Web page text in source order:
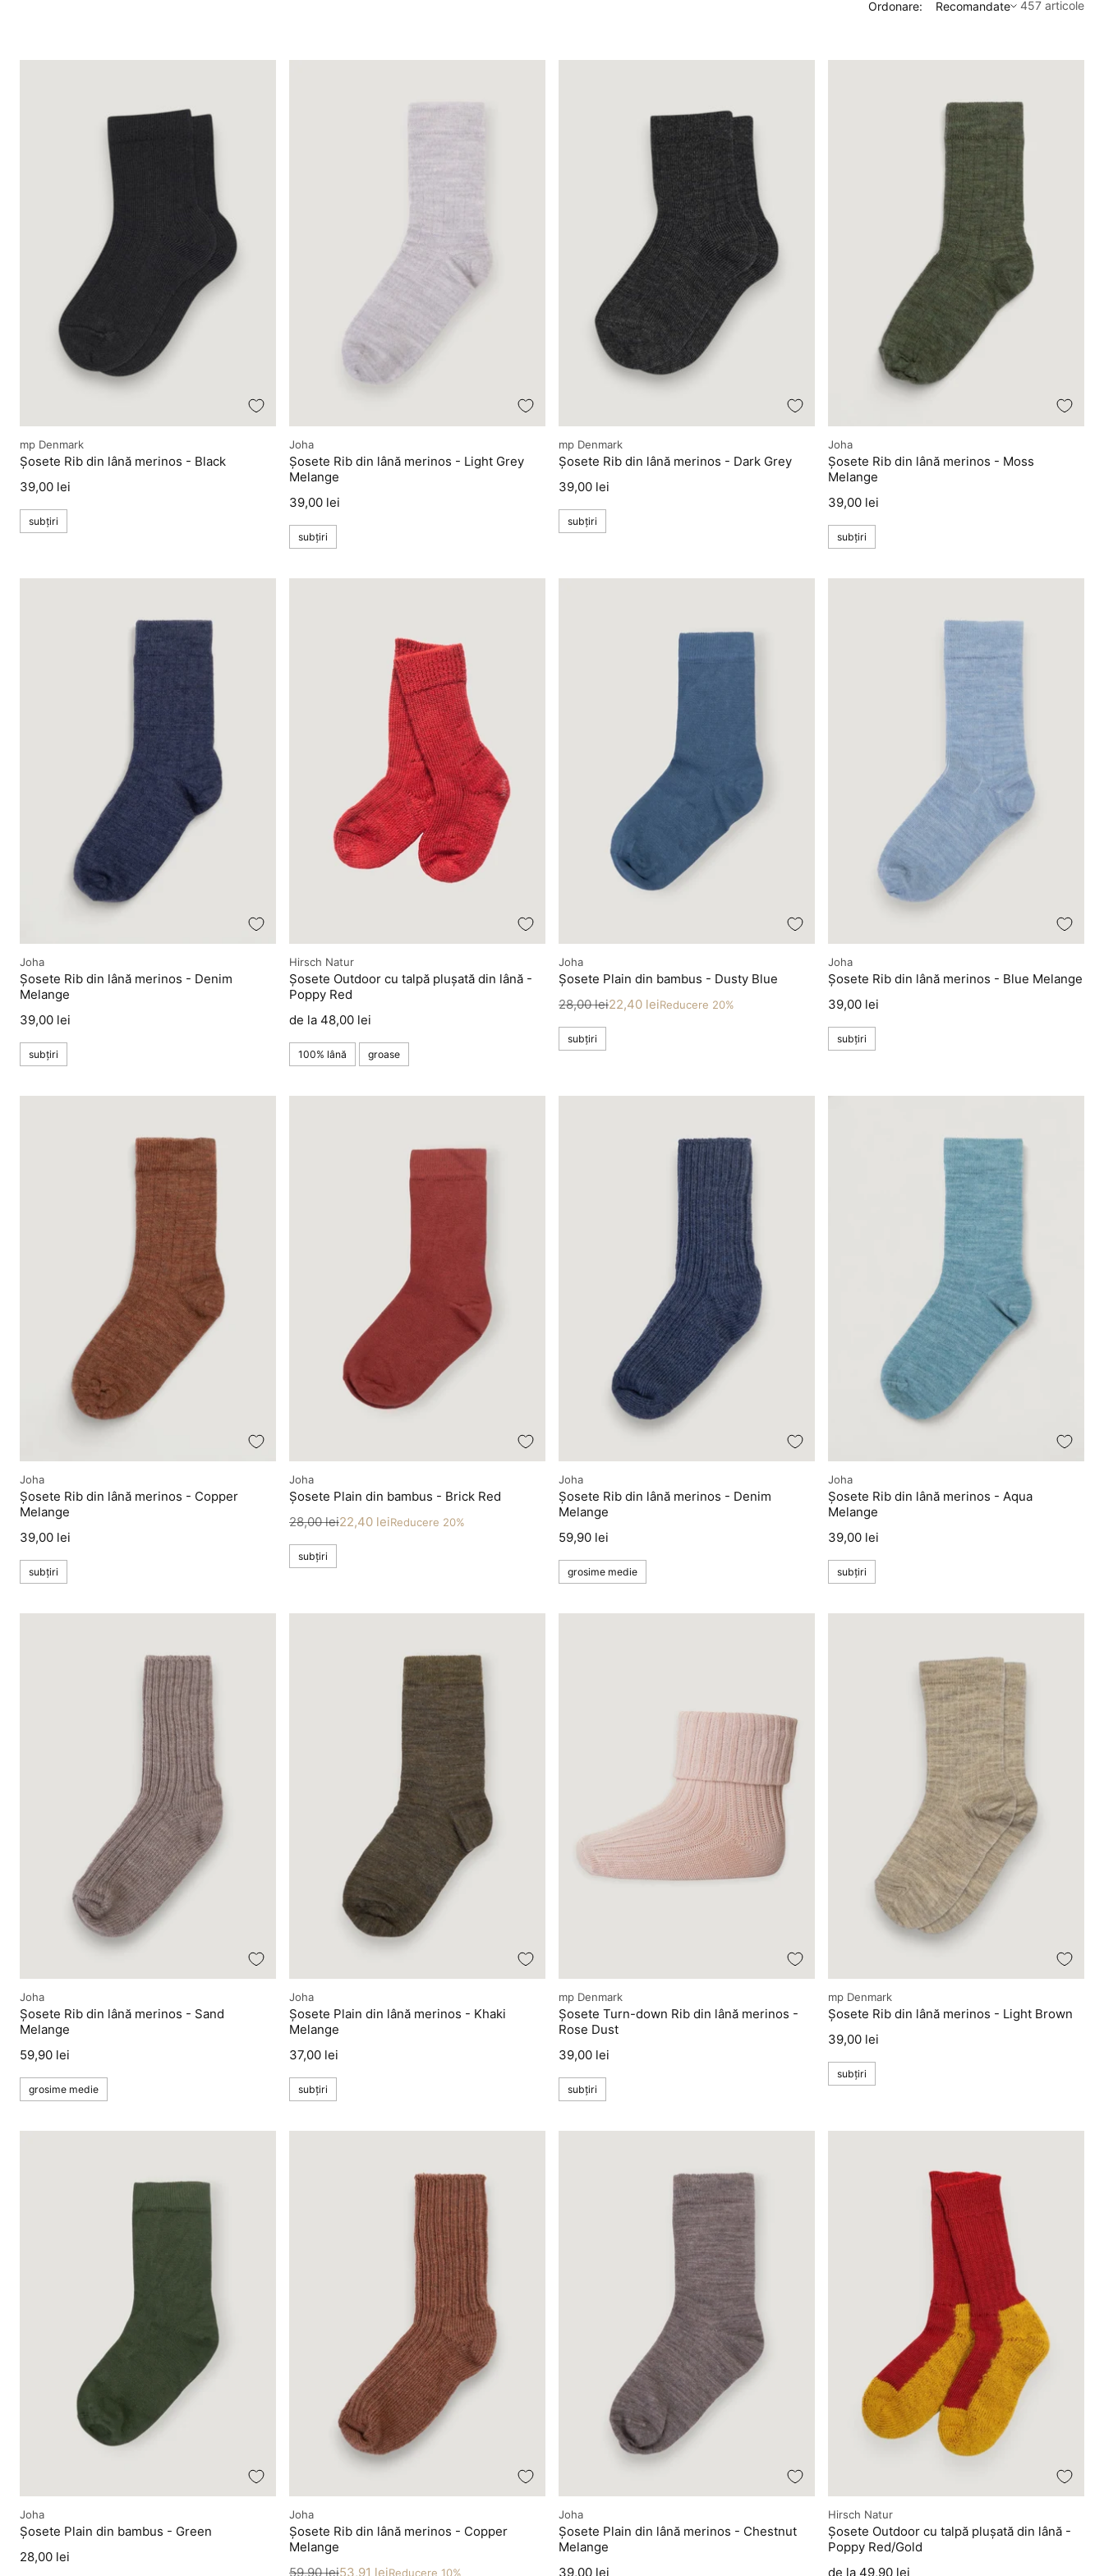
Ordonare:
Recomandate
457 articole
Șosete Rib din lână merinos - Black
Producător
mp Denmark
Preț
39,00 lei
subțiri
Șosete Rib din lână merinos - Light Grey
Melange
Producător
Joha
Preț
39,00 lei
subțiri
Șosete Rib din lână merinos - Dark Grey
Producător
mp Denmark
Preț
39,00 lei
subțiri
Șosete Rib din lână merinos - Moss
Melange
Producător
Joha
Preț
39,00 lei
subțiri
Șosete Rib din lână merinos - Denim
Melange
Producător
Joha
Preț
39,00 lei
subțiri
Șosete Outdoor cu talpă plușată din lână -
Poppy Red
Producător
Hirsch Natur
Preț
de la 48,00 lei
100% lână groase
Șosete Plain din bambus - Dusty Blue
Producător
Joha
Preț
28,00 lei
Preț redus22,40 leiReducere 20%
subțiri
Șosete Rib din lână merinos - Blue Melange
Producător
Joha
Preț
39,00 lei
subțiri
Șosete Rib din lână merinos - Copper
Melange
Producător
Joha
Preț
39,00 lei
subțiri
Șosete Plain din bambus - Brick Red
Producător
Joha
Preț
28,00 lei
Preț redus22,40 leiReducere 20%
subțiri
Șosete Rib din lână merinos - Denim
Melange
Producător
Joha
Preț
59,90 lei
grosime medie
Șosete Rib din lână merinos - Aqua
Melange
Producător
Joha
Preț
39,00 lei
subțiri
Șosete Rib din lână merinos - Sand
Melange
Producător
Joha
Preț
59,90 lei
grosime medie
Șosete Plain din lână merinos - Khaki
Melange
Producător
Joha
Preț
37,00 lei
subțiri
Șosete Turn-down Rib din lână merinos -
Rose Dust
Producător
mp Denmark
Preț
39,00 lei
subțiri
Șosete Rib din lână merinos - Light Brown
Producător
mp Denmark
Preț
39,00 lei
subțiri
Șosete Plain din bambus - Green
Producător
Joha
Preț
28,00 lei
Șosete Rib din lână merinos - Copper
Melange
Producător
Joha
Preț
59,90 lei
Preț redus53,91 leiReducere 10%
Șosete Plain din lână merinos - Chestnut
Melange
Producător
Joha
Preț
39,00 lei
Șosete Outdoor cu talpă plușată din lână -
Poppy Red/Gold
Producător
Hirsch Natur
Preț
de la 49,90 lei